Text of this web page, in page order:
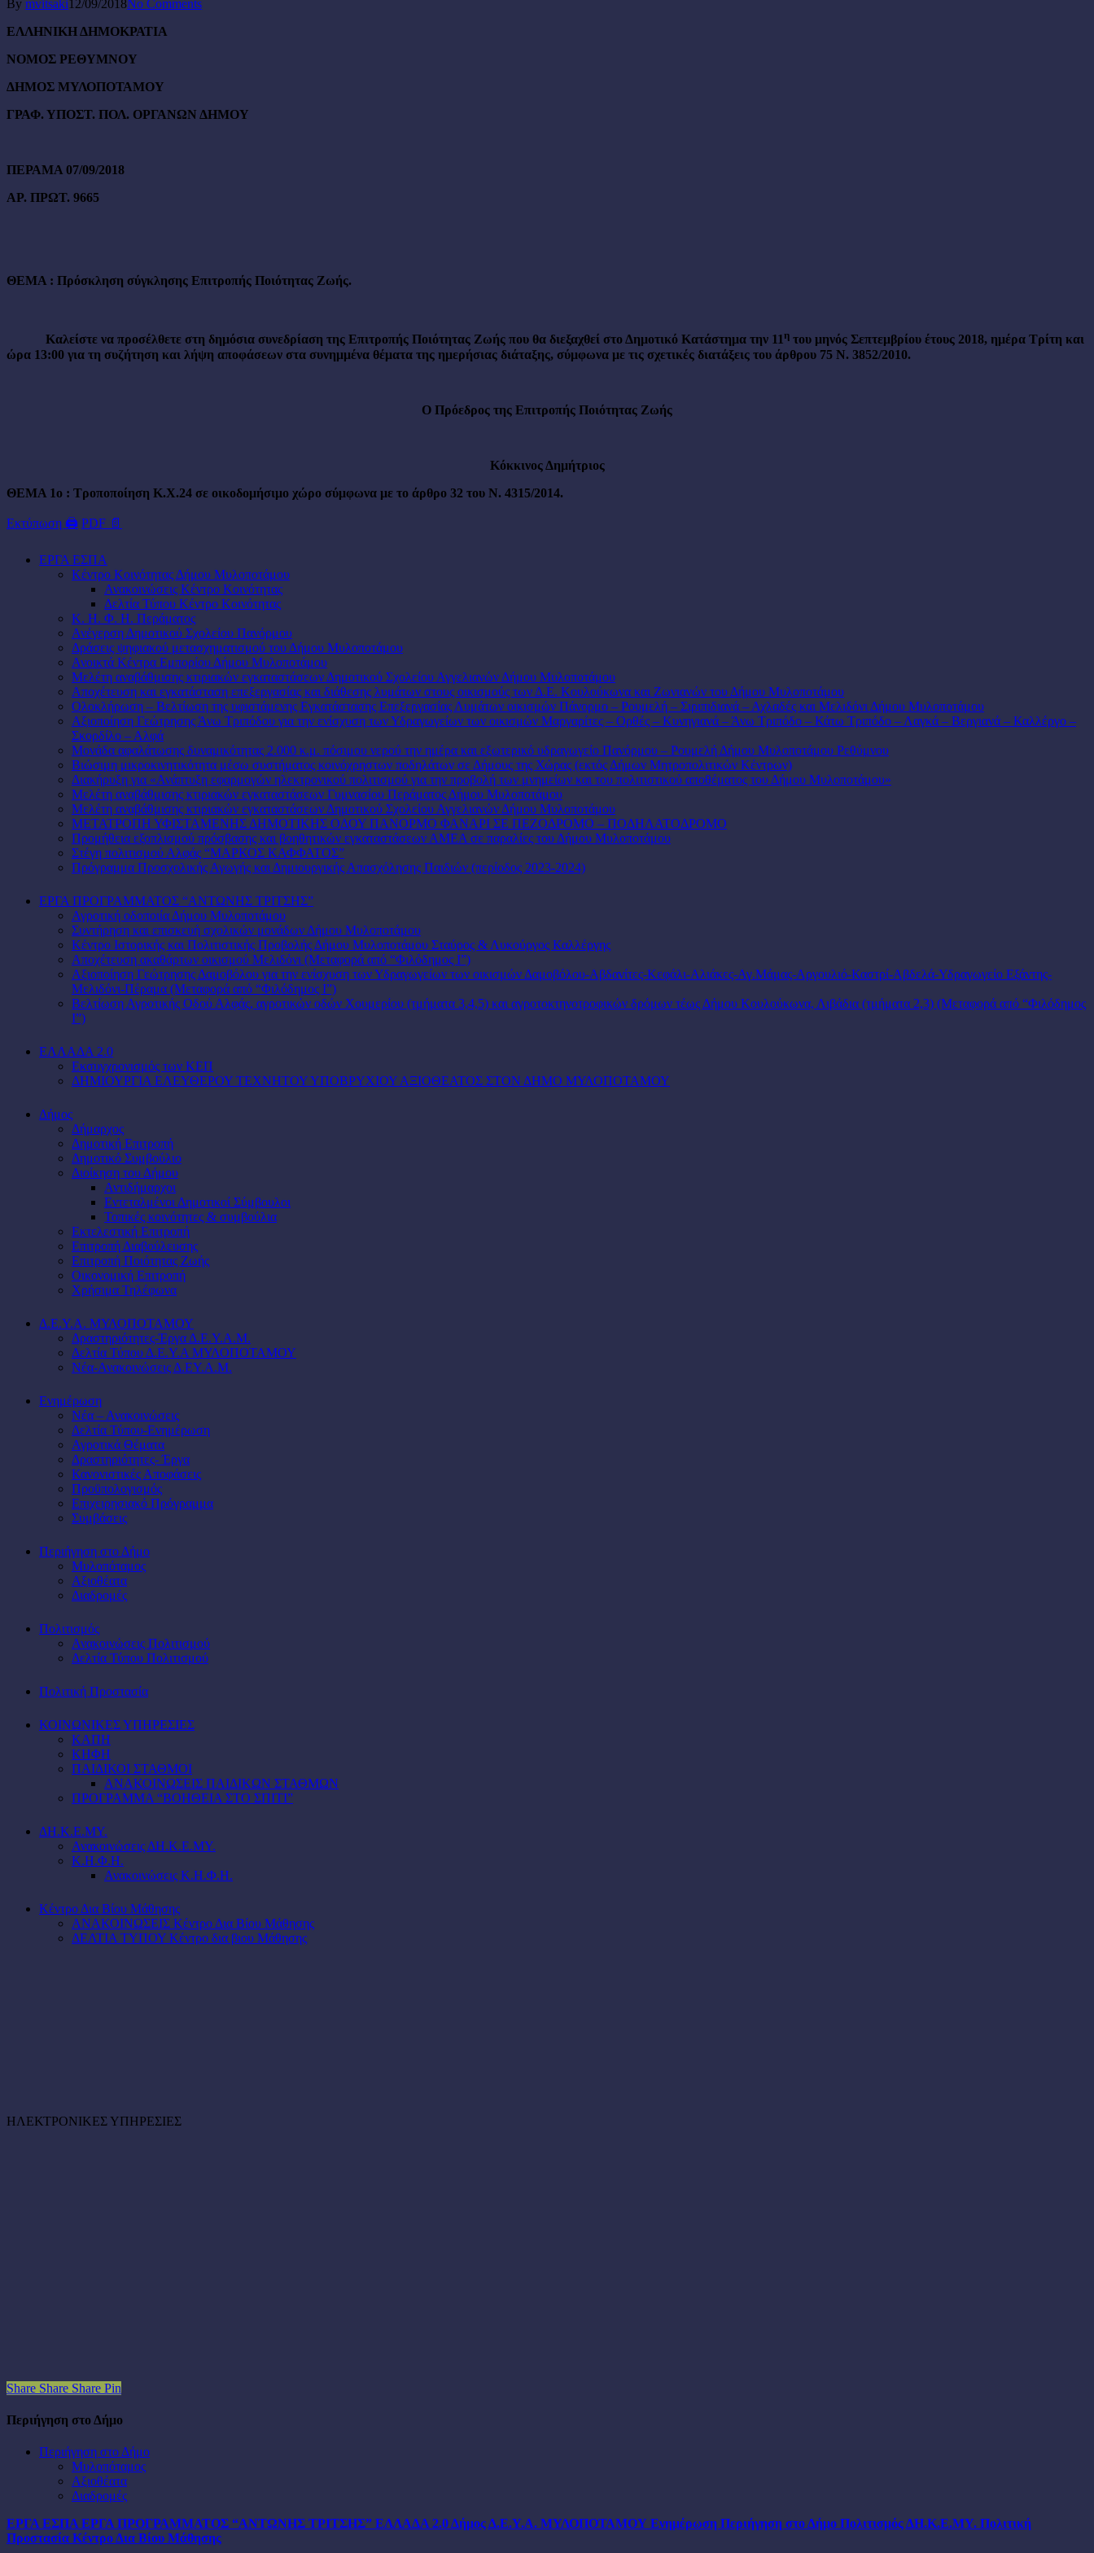
By mvitsaki12/09/2018No Comments
ΕΛΛΗΝΙΚΗ ΔΗΜΟΚΡΑΤΙΑ
NOMOΣ ΡΕΘΥΜΝΟΥ
ΔΗΜΟΣ ΜΥΛΟΠΟΤΑΜΟΥ
ΓΡΑΦ. ΥΠΟΣΤ. ΠΟΛ. ΟΡΓΑΝΩΝ ΔΗΜΟΥ
ΠΕΡΑΜΑ 07/09/2018
ΑΡ. ΠΡΩΤ. 9665
ΘΕΜΑ : Πρόσκληση σύγκλησης Επιτροπής Ποιότητας Ζωής.
Καλείστε να προσέλθετε στη δημόσια συνεδρίαση της Επιτροπής Ποιότητας Ζωής που θα διεξαχθεί στο Δημοτικό Κατάστημα την 11η του μηνός Σεπτεμβρίου έτους 2018, ημέρα Τρίτη και
ώρα 13:00 για τη συζήτηση και λήψη αποφάσεων στα συνημμένα θέματα της ημερήσιας διάταξης, σύμφωνα με τις σχετικές διατάξεις του άρθρου 75 Ν. 3852/2010.
Ο Πρόεδρος της Επιτροπής Ποιότητας Ζωής
Κόκκινος Δημήτριος
ΘΕΜΑ 1ο : Τροποποίηση Κ.Χ.24 σε οικοδομήσιμο χώρο σύμφωνα με το άρθρο 32 του Ν. 4315/2014.
Εκτύπωση 🖨 PDF 📄
ΕΡΓΑ ΕΣΠΑ
Κέντρο Κοινότητας Δήμου Μυλοποτάμου
Ανακοινώσεις Κέντρο Κοινότητας
Δελτία Τύπου Κέντρο Κοινότητας
Κ. Η. Φ. Η. Περάματος
Ανέγερση Δημοτικού Σχολείου Πανόρμου
Δράσεις ψηφιακού μετασχηματισμού του Δήμου Μυλοποτάμου
Ανοικτά Κέντρα Εμπορίου Δήμου Μυλοποτάμου
Μελέτη αναβάθμισης κτιριακών εγκαταστάσεων Δημοτικού Σχολείου Αγγελιανών Δήμου Μυλοποτάμου
Αποχέτευση και εγκατάσταση επεξεργασίας και διάθεσης λυμάτων στους οικισμούς των Δ.Ε. Κουλούκωνα και Ζωνιανών του Δήμου Μυλοποτάμου
Ολοκλήρωση – Βελτίωση της υφιστάμενης Εγκατάστασης Επεξεργασίας Λυμάτων οικισμών Πάνορμο – Ρουμελή – Σιριπιδιανά – Αχλαδές και Μελιδόνι Δήμου Μυλοποτάμου
Αξιοποίηση Γεώτρησης Άνω Τριπόδου για την ενίσχυση των Υδραγωγείων των οικισμών Μαργαρίτες – Ορθές – Κυνηγιανά – Άνω Τριπόδο – Κάτω Τριπόδο – Λαγκά – Βεργιανά – Καλλέργο –
Σκορδίλο – Αλφά
Μονάδα αφαλάτωσης δυναμικότητας 2.000 κ.μ. πόσιμου νερού την ημέρα και εξωτερικό υδραγωγείο Πανόρμου – Ρουμελή Δήμου Μυλοποτάμου Ρεθύμνου
Βιώσιμη μικροκινητικότητα μέσω συστήματος κοινόχρηστων ποδηλάτων σε Δήμους της Χώρας (εκτός Δήμων Μητροπολιτικών Κέντρων)
Διακήρυξη για «Ανάπτυξη εφαρμογών ηλεκτρονικού πολιτισμού για την προβολή των μνημείων και του πολιτιστικού αποθέματος του Δήμου Μυλοποτάμου»
Μελέτη αναβάθμισης κτιριακών εγκαταστάσεων Γυμνασίου Περάματος Δήμου Μυλοποτάμου
Μελέτη αναβάθμισης κτιριακών εγκαταστάσεων Δημοτικού Σχολείου Αγγελιανών Δήμου Μυλοποτάμου
ΜΕΤΑΤΡΟΠΗ ΥΦΙΣΤΑΜΕΝΗΣ ΔΗΜΟΤΙΚΗΣ ΟΔΟΥ ΠΑΝΟΡΜΟ ΦΑΝΑΡΙ ΣΕ ΠΕΖΟΔΡΟΜΟ – ΠΟΔΗΛΑΤΟΔΡΟΜΟ
Προμήθεια εξοπλισμού πρόσβασης και βοηθητικών εγκαταστάσεων ΑΜΕΑ σε παραλίες του Δήμου Μυλοποτάμου
Στέγη πολιτισμού Αλφάς “ΜΑΡΚΟΣ ΚΑΦΦΑΤΟΣ”
Πρόγραμμα Προσχολικής Αγωγής και Δημιουργικής Απασχόλησης Παιδιών (περίοδος 2023-2024)
ΕΡΓΑ ΠΡΟΓΡΑΜΜΑΤΟΣ “ΑΝΤΩΝΗΣ ΤΡΙΤΣΗΣ”
Αγροτική οδοποιία Δήμου Μυλοποτάμου
Συντήρηση και επισκευή σχολικών μονάδων Δήμου Μυλοποτάμου
Κέντρο Ιστορικής και Πολιτιστικής Προβολής Δήμου Μυλοποτάμου Σταύρος & Λυκούργος Καλλέργης
Αποχέτευση ακαθάρτων οικισμού Μελιδόνι (Μεταφορά από “Φιλόδημος Ι”)
Αξιοποίηση Γεώτρησης Δαμοβόλου για την ενίσχυση των Υδραγωγείων των οικισμών Δαμοβόλου-Αβδανίτες-Κεφάλι-Αλιάκες-Αγ.Μάμας-Αργουλιό-Καστρί-Αβδελά-Υδραγωγείο Εξάντης-
Μελιδόνι-Πέραμα (Μεταφορά από “Φιλόδημος Ι”)
Βελτίωση Αγροτικής Οδού Αλφάς, αγροτικών οδών Χουμερίου (τμήματα 3,4,5) και αγροτοκτηνοτροφικών δρόμων τέως Δήμου Κουλούκωνα, Λιβάδια (τμήματα 2,3) (Μεταφορά από “Φιλόδημος
Ι”)
ΕΛΛΑΔΑ 2.0
Εκσυγχρονισμός των ΚΕΠ
ΔΗΜΙΟΥΡΓΙΑ ΕΛΕΥΘΕΡΟΥ ΤΕΧΝΗΤΟΥ ΥΠΟΒΡΥΧΙΟΥ ΑΞΙΟΘΕΑΤΟΣ ΣΤΟΝ ΔΗΜΟ ΜΥΛΟΠΟΤΑΜΟΥ
Δήμος
Δήμαρχος
Δημοτική Επιτροπή
Δημοτικό Συμβούλιο
Διοίκηση του Δήμου
Αντιδήμαρχοι
Εντεταλμένοι Δημοτικοί Σύμβουλοι
Τοπικές κοινότητες & συμβούλια
Εκτελεστική Επιτροπή
Επιτροπή Διαβούλευσης
Επιτροπή Ποιότητας Ζωής
Οικονομική Επιτροπή
Χρήσιμα Τηλέφωνα
Δ.Ε.Υ.Α. ΜΥΛΟΠΟΤΑΜΟΥ
Δραστηριότητες-Έργα Δ.Ε.Υ.Α.Μ.
Δελτία Τύπου Δ.Ε.Υ.Α ΜΥΛΟΠΟΤΑΜΟΥ
Νέα-Ανακοινώσεις Δ.ΕΥ.Α.Μ.
Ενημέρωση
Νέα – Ανακοινώσεις
Δελτία Τύπου-Ενημέρωση
Αγροτικά Θέματα
Δραστηριότητες- Έργα
Κανονιστικές Αποφάσεις
Προϋπολογισμός
Επιχειρησιακό Πρόγραμμα
Συμβάσεις
Περιήγηση στο Δήμο
Μυλοπόταμος
Αξιοθέατα
Διαδρομές
Πολιτισμός
Ανακοινώσεις Πολιτισμού
Δελτία Τύπου Πολιτισμού
Πολιτική Προστασία
ΚΟΙΝΩΝΙΚΕΣ ΥΠΗΡΕΣΙΕΣ
ΚΑΠΗ
ΚΗΦΗ
ΠΑΙΔΙΚΟΙ ΣΤΑΘΜΟΙ
ΑΝΑΚΟΙΝΩΣΕΙΣ ΠΑΙΔΙΚΩΝ ΣΤΑΘΜΩΝ
ΠΡΟΓΡΑΜΜΑ “ΒΟΗΘΕΙΑ ΣΤΟ ΣΠΙΤΙ”
ΔΗ.Κ.Ε.ΜΥ.
Ανακοινώσεις ΔΗ.Κ.Ε.ΜΥ.
Κ.Η.Φ.Η.
Ανακοινώσεις Κ.Η.Φ.Η.
Κέντρο Δια Βίου Μάθησης
ΑΝΑΚΟΙΝΩΣΕΙΣ Κέντρο Δια Βίου Μάθησης
ΔΕΛΤΙΑ ΤΥΠΟΥ Κέντρο δια βιου Μάθησης
ΗΛΕΚΤΡΟΝΙΚΕΣ ΥΠΗΡΕΣΙΕΣ
Share Share Share Pin
Περιήγηση στο Δήμο
Περιήγηση στο Δήμο
Μυλοπόταμος
Αξιοθέατα
Διαδρομές
ΕΡΓΑ ΕΣΠΑ ΕΡΓΑ ΠΡΟΓΡΑΜΜΑΤΟΣ “ΑΝΤΩΝΗΣ ΤΡΙΤΣΗΣ” ΕΛΛΑΔΑ 2.0ΔήμοςΔ.Ε.Υ.Α. ΜΥΛΟΠΟΤΑΜΟΥ Ενημέρωση Περιήγηση στο Δήμο ΠολιτισμόςΔΗ.Κ.Ε.ΜΥ. Πολιτική
Προστασία Κέντρο Δια Βίου Μάθησης